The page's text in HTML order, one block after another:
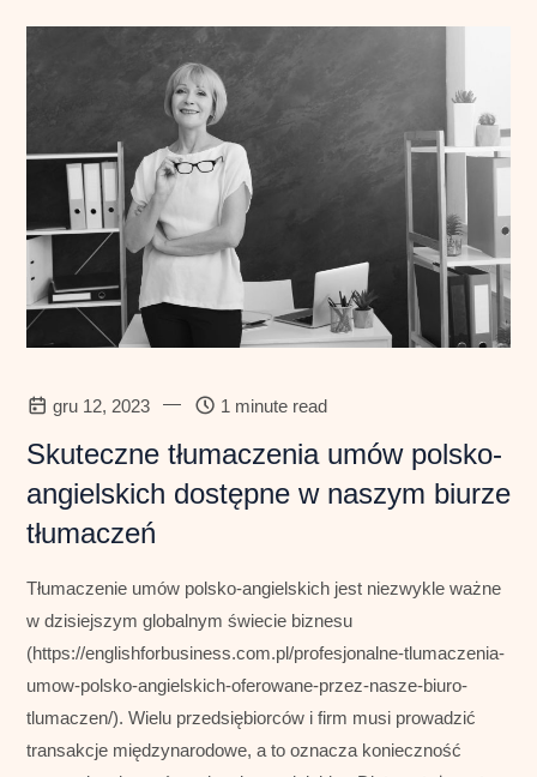
gru 12, 2023 — 1 minute read
Skuteczne tłumaczenia umów polsko-
angielskich dostępne w naszym biurze
tłumaczeń
Tłumaczenie umów polsko-angielskich jest niezwykle ważne
w dzisiejszym globalnym świecie biznesu
(https://englishforbusiness.com.pl/profesjonalne-tlumaczenia-
umow-polsko-angielskich-oferowane-przez-nasze-biuro-
tlumaczen/). Wielu przedsiębiorców i firm musi prowadzić
transakcje międzynarodowe, a to oznacza konieczność